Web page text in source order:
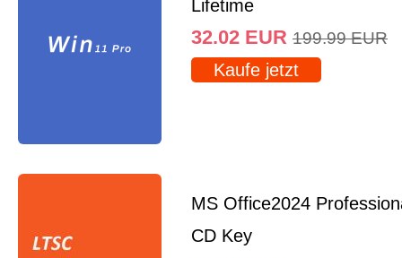
Lifetime
32.02 EUR 199.99 EUR
Kaufe jetzt
MS Office2024
CD Key